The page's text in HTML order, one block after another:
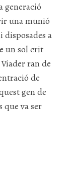
generació
una munió
a
un sol crit
ran de
de
gen de
que va ser